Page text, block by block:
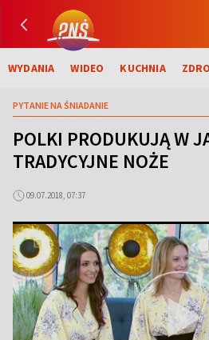
WYDANIA WIDEO KUCHNIA
PYTANIE NA ŚNIADANIE
POLKI PRODUKUJĄ W
TRADYCYJNE NOŻE
09.07.2018, 07:37